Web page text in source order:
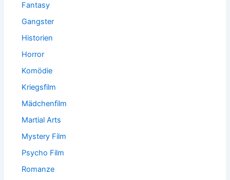
Fantasy
Gangster
Historien
Horror
Komödie
Kriegsfilm
Mädchenfilm
Martial Arts
Mystery Film
Psycho Film
Romanze